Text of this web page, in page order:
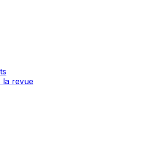
la revue